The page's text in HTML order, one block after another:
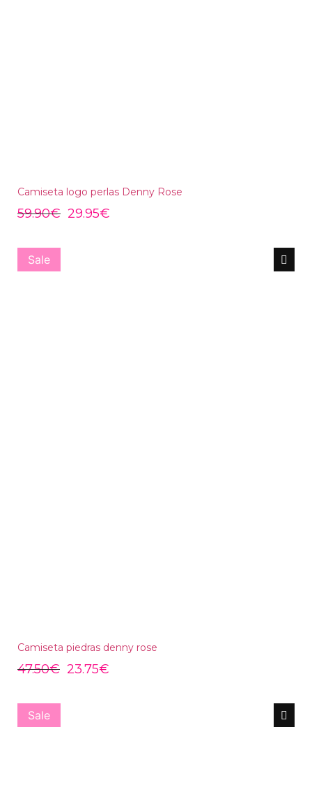
Camiseta logo perlas Denny Rose
59.90€ 29.95€
Sale
Camiseta piedras denny rose
47.50€ 23.75€
Sale